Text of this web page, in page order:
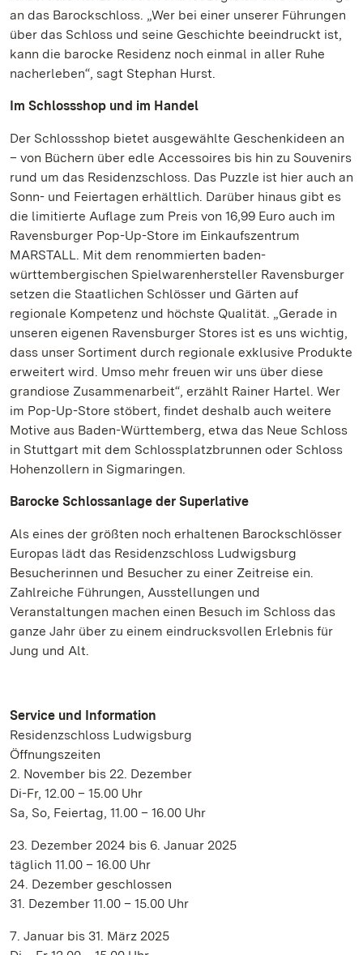
an das Barockschloss. „Wer bei einer unserer Führungen
über das Schloss und seine Geschichte beeindruckt ist,
kann die barocke Residenz noch einmal in aller Ruhe
nacherleben“, sagt Stephan Hurst.
Im Schlossshop und im Handel
Der Schlossshop bietet ausgewählte Geschenkideen an
– von Büchern über edle Accessoires bis hin zu Souvenirs
rund um das Residenzschloss. Das Puzzle ist hier auch an
Sonn- und Feiertagen erhältlich. Darüber hinaus gibt es
die limitierte Auflage zum Preis von 16,99 Euro auch im
Ravensburger Pop-Up-Store im Einkaufszentrum
MARSTALL. Mit dem renommierten baden-
württembergischen Spielwarenhersteller Ravensburger
setzen die Staatlichen Schlösser und Gärten auf
regionale Kompetenz und höchste Qualität. „Gerade in
unseren eigenen Ravensburger Stores ist es uns wichtig,
dass unser Sortiment durch regionale exklusive Produkte
erweitert wird. Umso mehr freuen wir uns über diese
grandiose Zusammenarbeit“, erzählt Rainer Hartel. Wer
im Pop-Up-Store stöbert, findet deshalb auch weitere
Motive aus Baden-Württemberg, etwa das Neue Schloss
in Stuttgart mit dem Schlossplatzbrunnen oder Schloss
Hohenzollern in Sigmaringen.
Barocke Schlossanlage der Superlative
Als eines der größten noch erhaltenen Barockschlösser
Europas lädt das Residenzschloss Ludwigsburg
Besucherinnen und Besucher zu einer Zeitreise ein.
Zahlreiche Führungen, Ausstellungen und
Veranstaltungen machen einen Besuch im Schloss das
ganze Jahr über zu einem eindrucksvollen Erlebnis für
Jung und Alt.
Service und Information
Residenzschloss Ludwigsburg
Öffnungszeiten
2. November bis 22. Dezember
Di-Fr, 12.00 – 15.00 Uhr
Sa, So, Feiertag, 11.00 – 16.00 Uhr
23. Dezember 2024 bis 6. Januar 2025
täglich 11.00 – 16.00 Uhr
24. Dezember geschlossen
31. Dezember 11.00 – 15.00 Uhr
7. Januar bis 31. März 2025